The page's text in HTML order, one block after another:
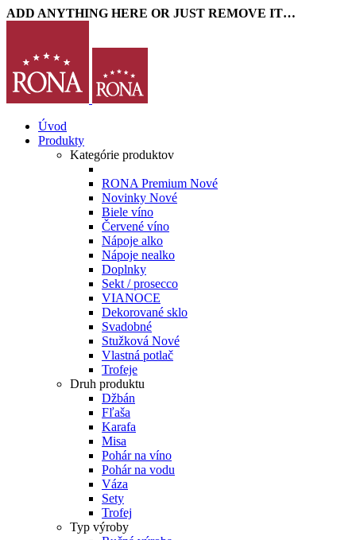
ADD ANYTHING HERE OR JUST REMOVE IT…
Úvod
Produkty
Kategórie produktov
RONA Premium Nové
Novinky Nové
Biele víno
Červené víno
Nápoje alko
Nápoje nealko
Doplnky
Sekt / prosecco
VIANOCE
Dekorované sklo
Svadobné
Stužková Nové
Vlastná potlač
Trofeje
Druh produktu
Džbán
Fľaša
Karafa
Misa
Pohár na víno
Pohár na vodu
Váza
Sety
Trofej
Typ výroby